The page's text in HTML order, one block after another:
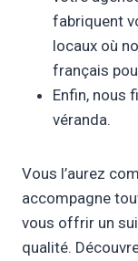
fabriquent
locaux où
français
Enfin, nous
véranda.
Vous l’aurez
accompagne
vous offrir un
qualité.